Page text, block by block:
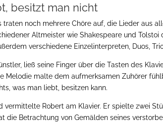
besitzt man nicht
traten noch mehrere Chöre auf, die Lieder aus
Altmeister wie Shakespeare und Tolstoi
verschiedene Einzelinterpreten, Duos,
ließ seine Finger über die Tasten des
Melodie malte dem aufmerksamen Zuhörer
was man liebt, besitzen kann.
vermittelte Robert am Klavier. Er spielte zwei
die Betrachtung von Gemälden seines